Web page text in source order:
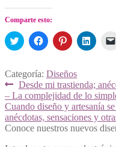
Comparte esto:
Haz
clic
en
Twitter
(Se
abre
en
una
ventana
nueva)
Haz
clic
en
Facebook
(Se
abre
en
una
ventana
nueva)
Haz
clic
en
Pinterest
(Se
abre
en
una
ventana
nueva)
Haz
clic
(Se
abre
en
una
nueva)
Categoría: Diseños
Navegación
de
entradas
Anterior:
Desde mi trastienda;
– La complejidad de lo
Siguiente:
Cuando diseño y artesanía
anécdotas, sensaciones y
Conoce nuestros nuevos